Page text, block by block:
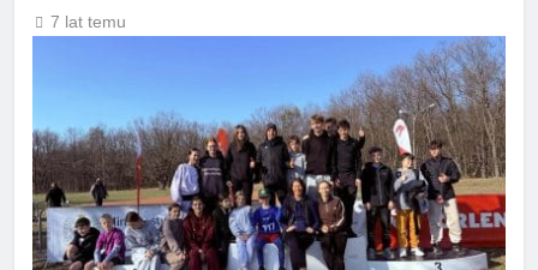
7 lat temu